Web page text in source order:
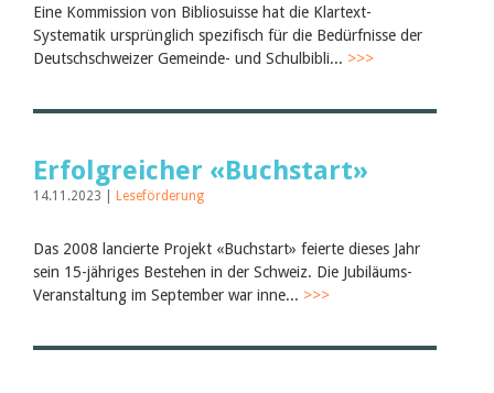
Eine Kommission von Bibliosuisse hat die Klartext-
Systematik ursprünglich spezifisch für die Bedürfnisse der
Deutschschweizer Gemeinde- und Schulbibli... >>>
Erfolgreicher «Buchstart»
14.11.2023 | Leseförderung
Das 2008 lancierte Projekt «Buchstart» feierte dieses Jahr
sein 15-jähriges Bestehen in der Schweiz. Die Jubiläums-
Veranstaltung im September war inne... >>>